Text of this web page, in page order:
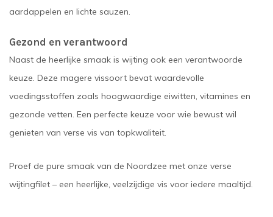
aardappelen en lichte sauzen.
Gezond en verantwoord
Naast de heerlijke smaak is wijting ook een verantwoorde
keuze. Deze magere vissoort bevat waardevolle
voedingsstoffen zoals hoogwaardige eiwitten, vitamines en
gezonde vetten. Een perfecte keuze voor wie bewust wil
genieten van verse vis van topkwaliteit.
Proef de pure smaak van de Noordzee met onze verse
wijtingfilet – een heerlijke, veelzijdige vis voor iedere maaltijd.